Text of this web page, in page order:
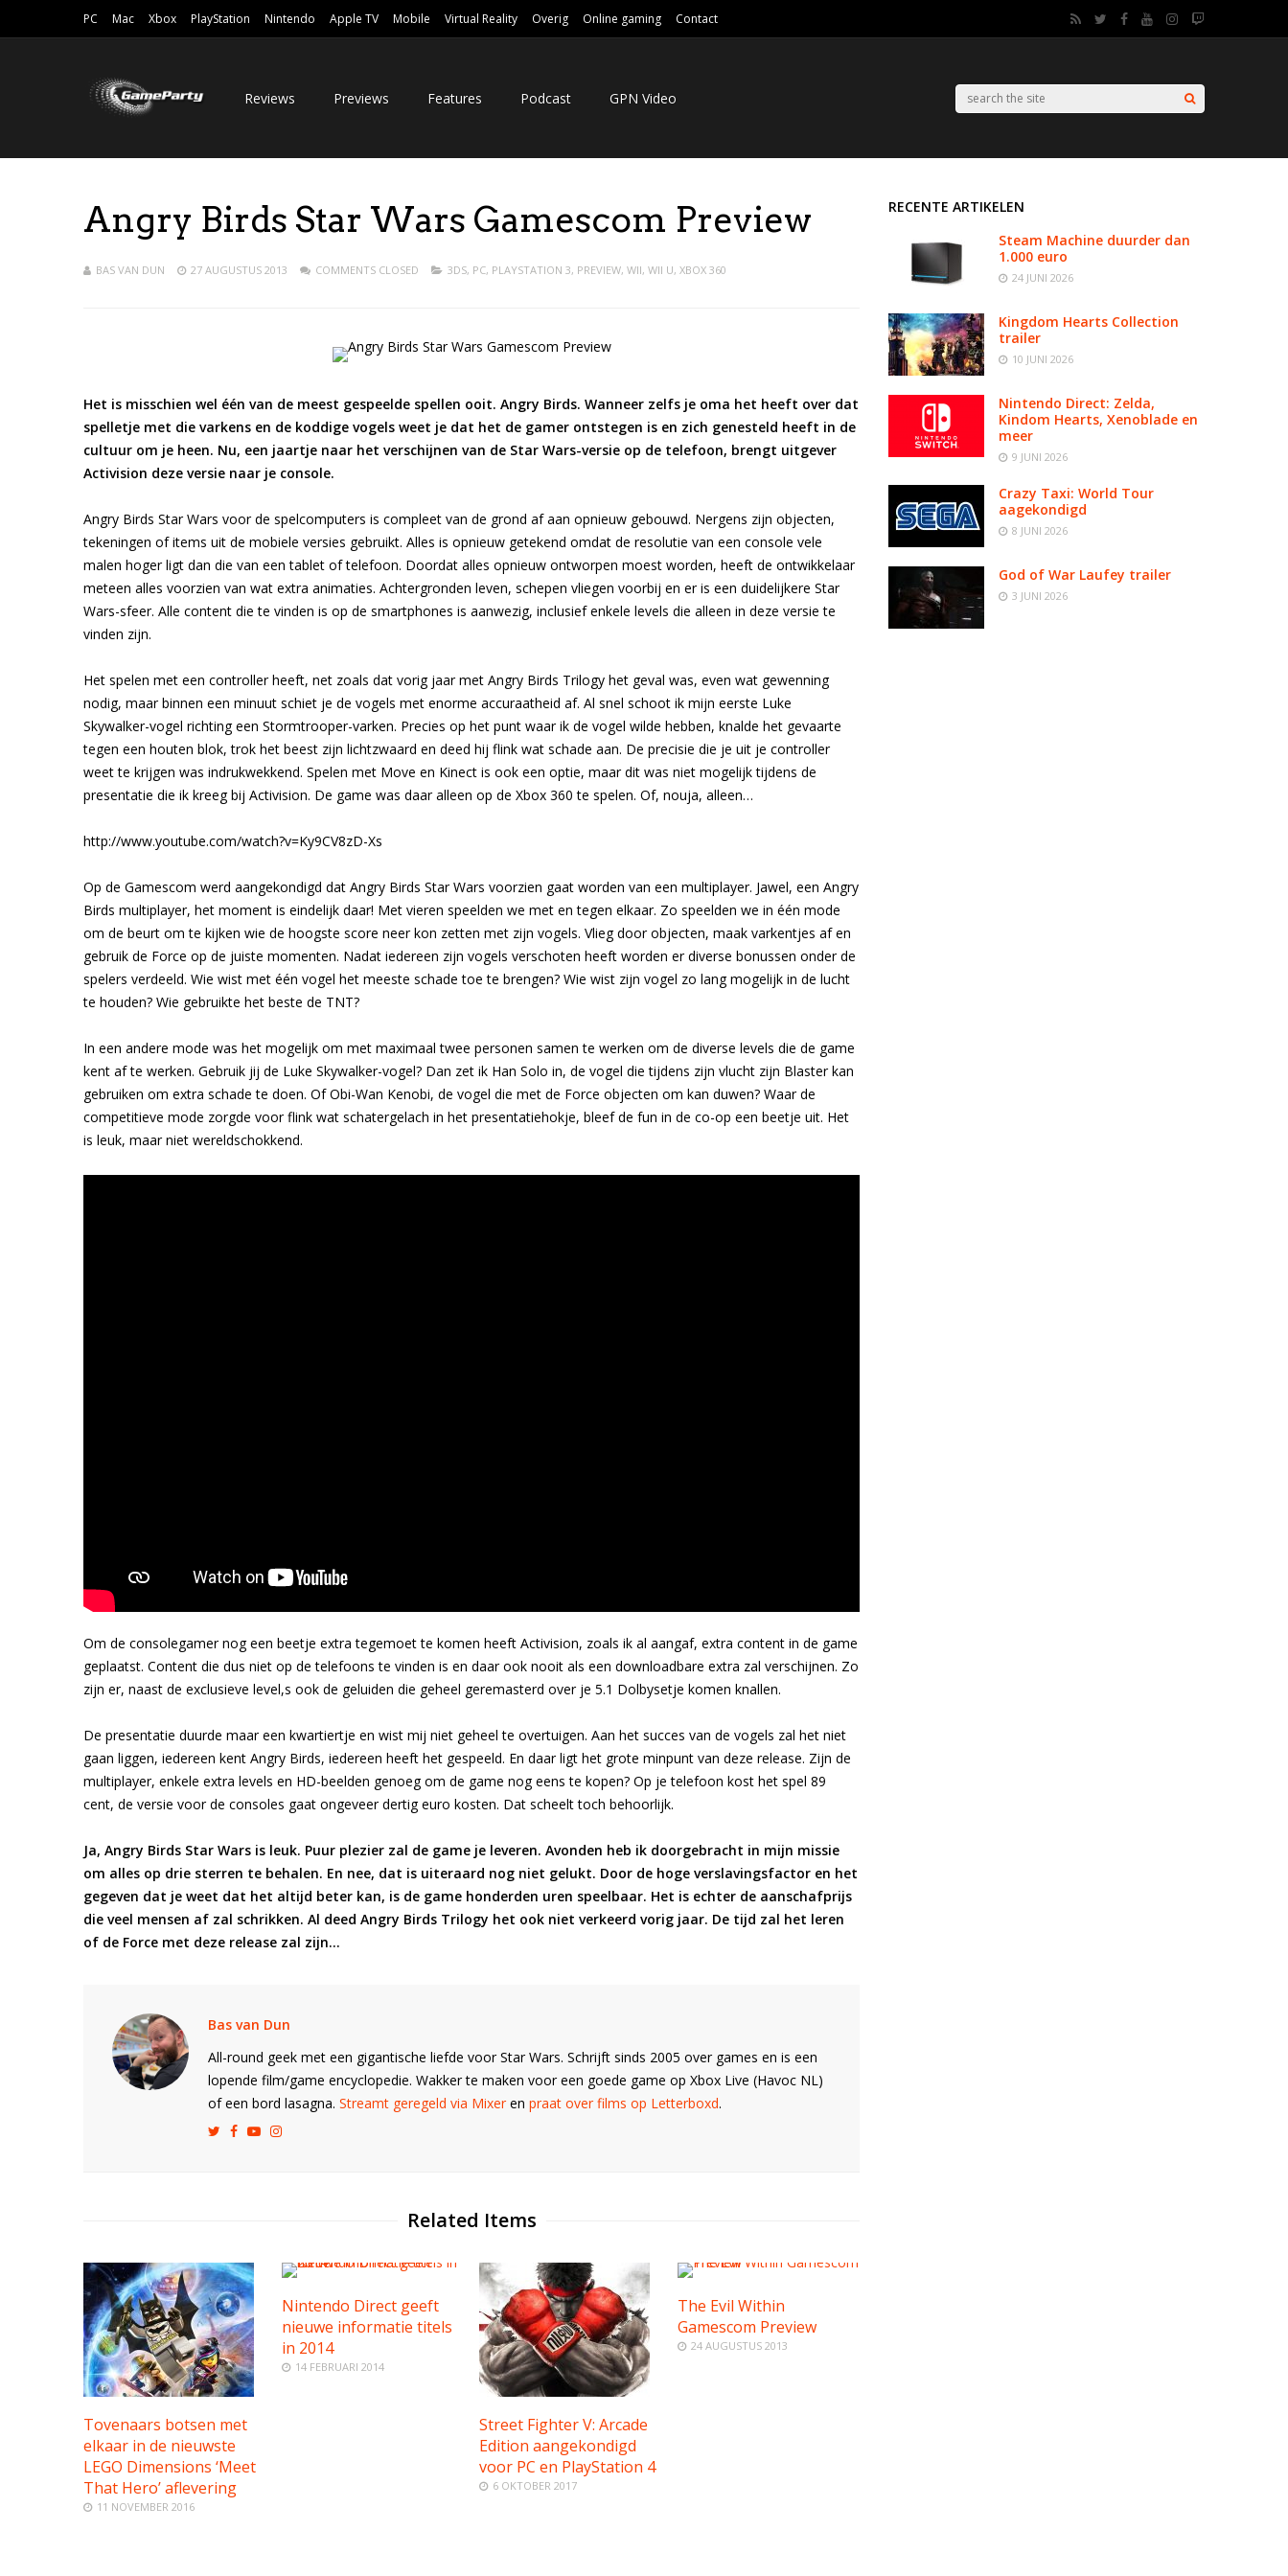
PC Mac Xbox PlayStation Nintendo Apple TV Mobile Virtual Reality Overig Online gaming Contact
Reviews Previews Features Podcast GPN Video
Angry Birds Star Wars Gamescom Preview
BAS VAN DUN 27 AUGUSTUS 2013 COMMENTS CLOSED 3DS, PC, PLAYSTATION 3, PREVIEW, WII, WII U, XBOX 360
Het is misschien wel één van de meest gespeelde spellen ooit. Angry Birds. Wanneer zelfs je oma het heeft over dat
spelletje met die varkens en de koddige vogels weet je dat het de gamer ontstegen is en zich genesteld heeft in de
cultuur om je heen. Nu, een jaartje naar het verschijnen van de Star Wars-versie op de telefoon, brengt uitgever
Activision deze versie naar je console.
Angry Birds Star Wars voor de spelcomputers is compleet van de grond af aan opnieuw gebouwd. Nergens zijn objecten,
tekeningen of items uit de mobiele versies gebruikt. Alles is opnieuw getekend omdat de resolutie van een console vele
malen hoger ligt dan die van een tablet of telefoon. Doordat alles opnieuw ontworpen moest worden, heeft de ontwikkelaar
meteen alles voorzien van wat extra animaties. Achtergronden leven, schepen vliegen voorbij en er is een duidelijkere Star
Wars-sfeer. Alle content die te vinden is op de smartphones is aanwezig, inclusief enkele levels die alleen in deze versie te
vinden zijn.
Het spelen met een controller heeft, net zoals dat vorig jaar met Angry Birds Trilogy het geval was, even wat gewenning
nodig, maar binnen een minuut schiet je de vogels met enorme accuraatheid af. Al snel schoot ik mijn eerste Luke
Skywalker-vogel richting een Stormtrooper-varken. Precies op het punt waar ik de vogel wilde hebben, knalde het gevaarte
tegen een houten blok, trok het beest zijn lichtzwaard en deed hij flink wat schade aan. De precisie die je uit je controller
weet te krijgen was indrukwekkend. Spelen met Move en Kinect is ook een optie, maar dit was niet mogelijk tijdens de
presentatie die ik kreeg bij Activision. De game was daar alleen op de Xbox 360 te spelen. Of, nouja, alleen…
http://www.youtube.com/watch?v=Ky9CV8zD-Xs
Op de Gamescom werd aangekondigd dat Angry Birds Star Wars voorzien gaat worden van een multiplayer. Jawel, een Angry
Birds multiplayer, het moment is eindelijk daar! Met vieren speelden we met en tegen elkaar. Zo speelden we in één mode
om de beurt om te kijken wie de hoogste score neer kon zetten met zijn vogels. Vlieg door objecten, maak varkentjes af en
gebruik de Force op de juiste momenten. Nadat iedereen zijn vogels verschoten heeft worden er diverse bonussen onder de
spelers verdeeld. Wie wist met één vogel het meeste schade toe te brengen? Wie wist zijn vogel zo lang mogelijk in de lucht
te houden? Wie gebruikte het beste de TNT?
In een andere mode was het mogelijk om met maximaal twee personen samen te werken om de diverse levels die de game
kent af te werken. Gebruik jij de Luke Skywalker-vogel? Dan zet ik Han Solo in, de vogel die tijdens zijn vlucht zijn Blaster kan
gebruiken om extra schade te doen. Of Obi-Wan Kenobi, de vogel die met de Force objecten om kan duwen? Waar de
competitieve mode zorgde voor flink wat schatergelach in het presentatiehokje, bleef de fun in de co-op een beetje uit. Het
is leuk, maar niet wereldschokkend.
Om de consolegamer nog een beetje extra tegemoet te komen heeft Activision, zoals ik al aangaf, extra content in de game
geplaatst. Content die dus niet op de telefoons te vinden is en daar ook nooit als een downloadbare extra zal verschijnen. Zo
zijn er, naast de exclusieve level,s ook de geluiden die geheel geremasterd over je 5.1 Dolbysetje komen knallen.
De presentatie duurde maar een kwartiertje en wist mij niet geheel te overtuigen. Aan het succes van de vogels zal het niet
gaan liggen, iedereen kent Angry Birds, iedereen heeft het gespeeld. En daar ligt het grote minpunt van deze release. Zijn de
multiplayer, enkele extra levels en HD-beelden genoeg om de game nog eens te kopen? Op je telefoon kost het spel 89
cent, de versie voor de consoles gaat ongeveer dertig euro kosten. Dat scheelt toch behoorlijk.
Ja, Angry Birds Star Wars is leuk. Puur plezier zal de game je leveren. Avonden heb ik doorgebracht in mijn missie
om alles op drie sterren te behalen. En nee, dat is uiteraard nog niet gelukt. Door de hoge verslavingsfactor en het
gegeven dat je weet dat het altijd beter kan, is de game honderden uren speelbaar. Het is echter de aanschafprijs
die veel mensen af zal schrikken. Al deed Angry Birds Trilogy het ook niet verkeerd vorig jaar. De tijd zal het leren
of de Force met deze release zal zijn…
Bas van Dun
All-round geek met een gigantische liefde voor Star Wars. Schrijft sinds 2005 over games en is een
lopende film/game encyclopedie. Wakker te maken voor een goede game op Xbox Live (Havoc NL)
of een bord lasagna. Streamt geregeld via Mixeren praat over films op Letterboxd.
Related Items
Tovenaars botsen met
elkaar in de nieuwste
LEGO Dimensions ‘Meet
That Hero’ aflevering
11 NOVEMBER 2016
Nintendo Direct geeft
nieuwe informatie titels
in 2014
14 FEBRUARI 2014
Street Fighter V: Arcade
Edition aangekondigd
voor PC en PlayStation 4
6 OKTOBER 2017
The Evil Within
Gamescom Preview
24 AUGUSTUS 2013
RECENTE ARTIKELEN
Steam Machine duurder dan
1.000 euro
24 JUNI 2026
Kingdom Hearts Collection
trailer
10 JUNI 2026
Nintendo Direct: Zelda,
Kindom Hearts, Xenoblade en
meer
9 JUNI 2026
Crazy Taxi: World Tour
aagekondigd
8 JUNI 2026
God of War Laufey trailer
3 JUNI 2026